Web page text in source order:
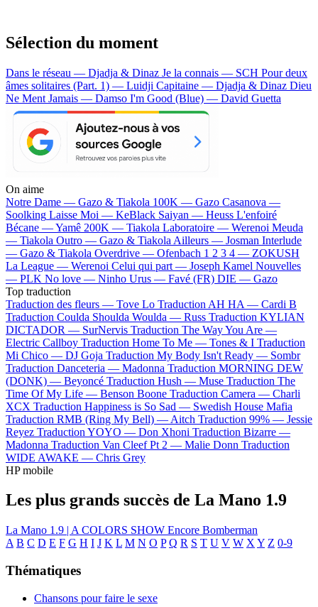
Sélection du moment
Dans le réseau — Djadja & Dinaz Je la connais — SCH Pour deux
âmes solitaires (Part. 1) — Luidji Capitaine — Djadja & Dinaz Dieu
Ne Ment Jamais — Damso I'm Good (Blue) — David Guetta
On aime
Notre Dame — Gazo & Tiakola 100K — Gazo Casanova —
Soolking Laisse Moi — KeBlack Saiyan — Heuss L'enfoiré
Bécane —Yamê 200K — Tiakola Laboratoire — Werenoi Meuda
— Tiakola Outro — Gazo & Tiakola Ailleurs — Josman Interlude
— Gazo & Tiakola Overdrive — Ofenbach 1 2 3 4 — ZOKUSH
La League — Werenoi Celui qui part — Joseph Kamel Nouvelles
— PLK No love — Ninho Urus — Favé (FR) DIE — Gazo
Top traduction
Traduction des fleurs — Tove Lo Traduction AH HA — Cardi B
Traduction Coulda Shoulda Woulda — Russ Traduction KYLIAN
DICTADOR — SurNervis Traduction The Way You Are —
Electric Callboy Traduction Home To Me — Tones & I Traduction
Mi Chico — DJ Goja Traduction My Body Isn't Ready — Sombr
Traduction Danceteria — Madonna Traduction MORNING DEW
(DONK) — Beyoncé Traduction Hush — Muse Traduction The
Time Of My Life — Benson Boone Traduction Camera — Charli
XCX Traduction Happiness is So Sad — Swedish House Mafia
Traduction RMB (Ring My Bell) — Aitch Traduction 99% — Jessie
Reyez Traduction YOYO — Don Xhoni Traduction Bizarre —
Madonna Traduction Van Cleef Pt 2 — Malie Donn Traduction
WIDE AWAKE — Chris Grey
HP mobile
Les plus grands succès de La Mano 1.9
La Mano 1.9 | A COLORS SHOW Encore Bomberman
A B C D E F G H I J K L M N O P Q R S T U V W X Y Z 0-9
Thématiques
Chansons pour faire le sexe